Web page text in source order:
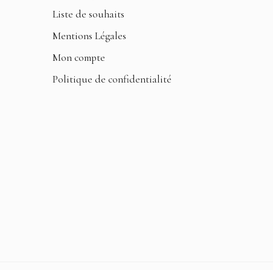
Liste de souhaits
Mentions Légales
Mon compte
Politique de confidentialité